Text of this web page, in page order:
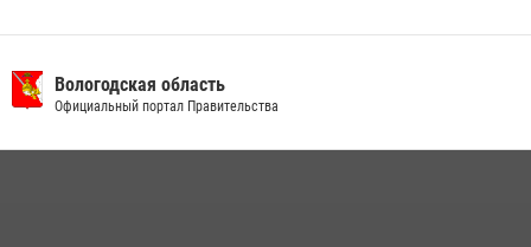
Вологодская область
Официальный портал Правительства